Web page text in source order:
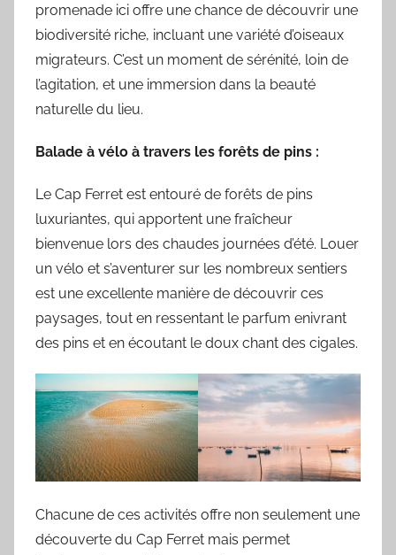
promenade ici offre une chance de découvrir une
biodiversité riche, incluant une variété d’oiseaux
migrateurs. C’est un moment de sérénité, loin de
l’agitation, et une immersion dans la beauté
naturelle du lieu.
Balade à vélo à travers les forêts de pins :
Le Cap Ferret est entouré de forêts de pins
luxuriantes, qui apportent une fraîcheur
bienvenue lors des chaudes journées d’été. Louer
un vélo et s’aventurer sur les nombreux sentiers
est une excellente manière de découvrir ces
paysages, tout en ressentant le parfum enivrant
des pins et en écoutant le doux chant des cigales.
Chacune de ces activités offre non seulement une
découverte du Cap Ferret mais permet